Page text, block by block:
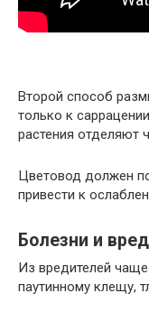
Второй способ
только к
растения отделяют
Цветовод должен
привести к
Болезни и
Из вредителей
паутинному клещу,